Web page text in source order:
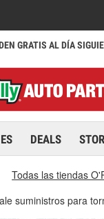
GRATIS AL DÍA
DEALS
Todas las tiendas
suministros para